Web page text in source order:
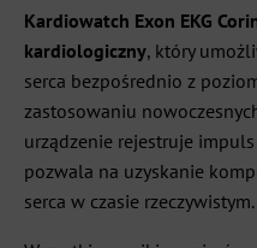
Kardiowatch Exon EKG
kardiologiczny, który
serca bezpośrednio z
zastosowaniu
urządzenie rejestruje impuls
pozwala na uzyskanie
serca w czasie rzeczywistym.